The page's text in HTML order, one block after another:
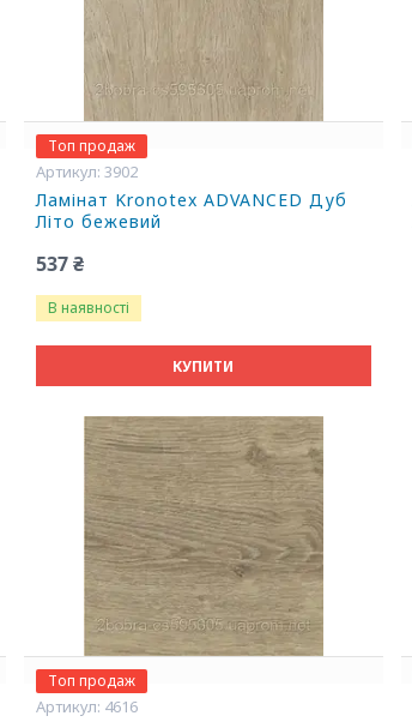
Топ продаж
3902
Ламінат Kronotex ADVANCED Дуб
Літо бежевий
537 ₴
В наявності
КУПИТИ
Топ продаж
4616